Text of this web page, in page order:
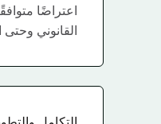
اعتراضًا
القانوني وحتى